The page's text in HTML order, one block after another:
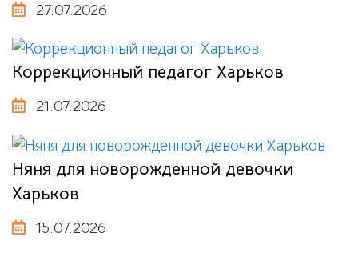
27.07.2026
Коррекционный педагог Харьков
21.07.2026
Няня для новорожденной девочки
Харьков
15.07.2026